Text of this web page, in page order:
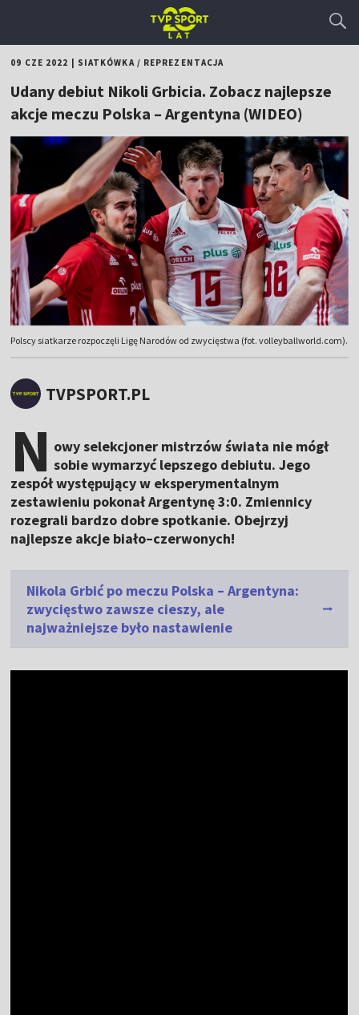
09 CZE 2022 SIATKÓWKA/ REPREZENTACJA
Udany debiut Nikoli Grbicia. Zobacz najlepsze
akcje meczu Polska – Argentyna (WIDEO)
Polscy siatkarze rozpoczęli Ligę Narodów od zwycięstwa (fot. volleyballworld.com).
TVPSPORT.PL
N owy selekcjoner mistrzów świata nie mógł
sobie wymarzyć lepszego debiutu. Jego
zespół występujący w eksperymentalnym
zestawieniu pokonał Argentynę 3:0. Zmiennicy
rozegrali bardzo dobre spotkanie. Obejrzyj
najlepsze akcje biało–czerwonych!
Nikola Grbić po meczu Polska – Argentyna:
zwycięstwo zawsze cieszy, ale
najważniejsze było nastawienie